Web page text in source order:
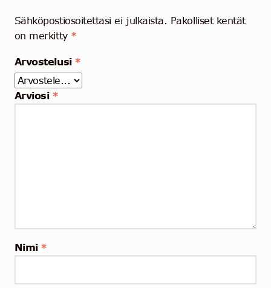
Sähköpostiosoitettasi ei julkaista. Pakolliset kentät
on merkitty *
Arvostelusi *
Arviosi *
Nimi *